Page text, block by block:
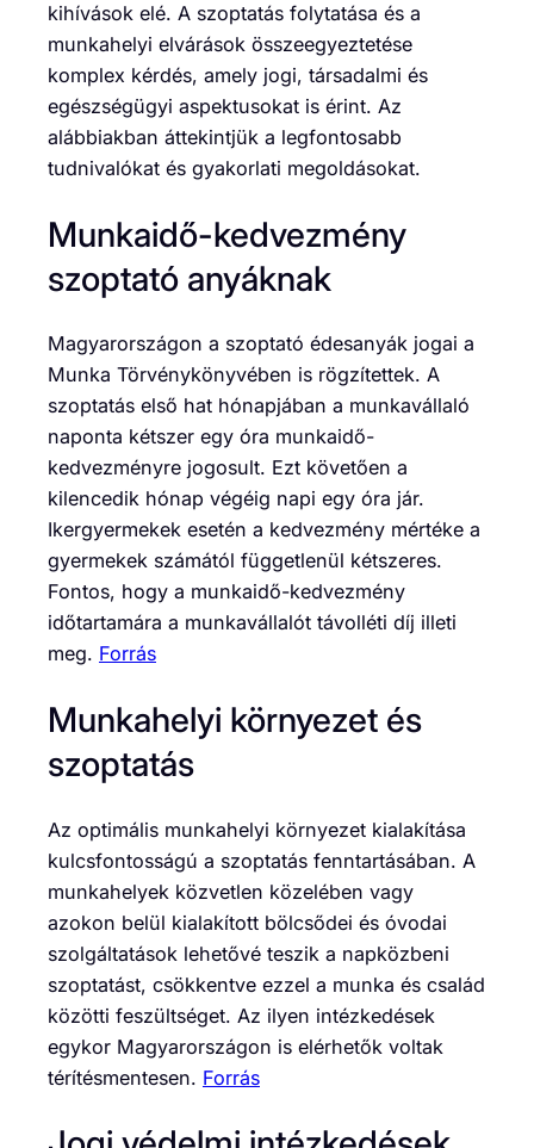
kihívások elé. A szoptatás folytatása és a
munkahelyi elvárások összeegyeztetése
komplex kérdés, amely jogi, társadalmi és
egészségügyi aspektusokat is érint. Az
alábbiakban áttekintjük a legfontosabb
tudnivalókat és gyakorlati megoldásokat.
Munkaidő-kedvezmény
szoptató anyáknak
Magyarországon a szoptató édesanyák jogai a
Munka Törvénykönyvében is rögzítettek. A
szoptatás első hat hónapjában a munkavállaló
naponta kétszer egy óra munkaidő-
kedvezményre jogosult. Ezt követően a
kilencedik hónap végéig napi egy óra jár.
Ikergyermekek esetén a kedvezmény mértéke a
gyermekek számától függetlenül kétszeres.
Fontos, hogy a munkaidő-kedvezmény
időtartamára a munkavállalót távolléti díj illeti
meg. Forrás
Munkahelyi környezet és
szoptatás
Az optimális munkahelyi környezet kialakítása
kulcsfontosságú a szoptatás fenntartásában. A
munkahelyek közvetlen közelében vagy
azokon belül kialakított bölcsődei és óvodai
szolgáltatások lehetővé teszik a napközbeni
szoptatást, csökkentve ezzel a munka és család
közötti feszültséget. Az ilyen intézkedések
egykor Magyarországon is elérhetők voltak
térítésmentesen. Forrás